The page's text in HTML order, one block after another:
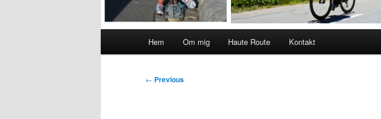
Hem Om mig Haute Route Kontakt
Post
← Previous